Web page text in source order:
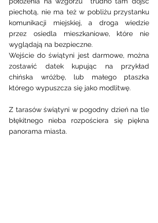
piechotą, nie ma też w pobliżu przystanku
komunikacji miejskiej, a droga wiedzie
przez osiedla mieszkaniowe, które nie
wyglądają na bezpieczne.
Wejście do świątyni jest darmowe, można
zostawić datek kupując na przykład
chińska wróżbę, lub małego ptaszka
którego wypuszcza się jako modlitwę.
Z tarasów świątyni w pogodny dzień na tle
błękitnego nieba rozpościera się piękna
panorama miasta.